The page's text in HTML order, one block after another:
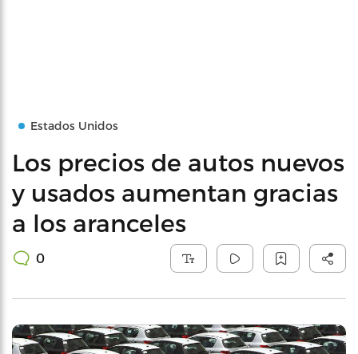
Estados Unidos
Los precios de autos nuevos
y usados aumentan gracias
a los aranceles
0